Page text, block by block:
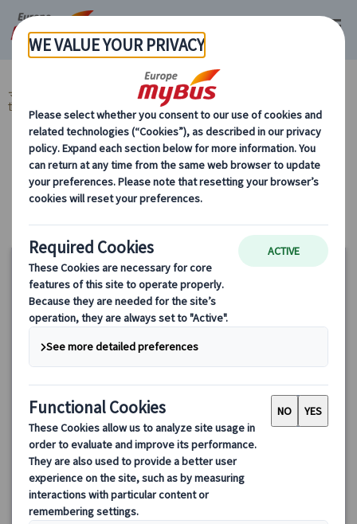
マイバス・ヨーロッパ スペイン (54) アンダルシア地方 (6)
世界遺産 (1)
カテゴリーから探す
スペイン 世界遺産
【グラナダ発】アルハンブラ宮殿プライベートツアー｜日本語
ガイドと巡る世界遺産観光（午前・午後）
グラナダ必見の世界遺産アルハンブラ宮殿を日本語ガイド付きで